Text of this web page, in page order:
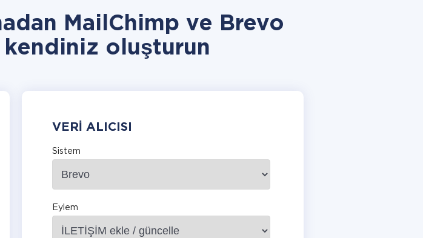
MailChimp ve Brevo
kendiniz oluşturun
VERI ALICISI
Sistem
Eylem